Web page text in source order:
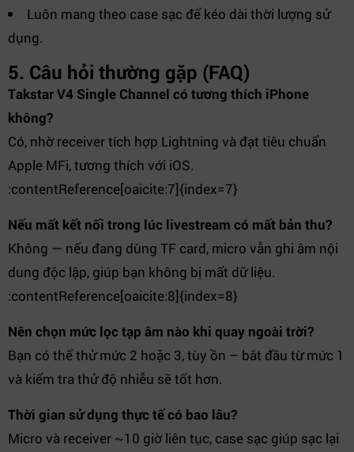
Luôn mang theo case sạc để kéo dài thời lượng sử
dụng.
5. Câu hỏi thường gặp (FAQ)
Takstar V4 Single Channel có tương thích iPhone
không?
Có, nhờ receiver tích hợp Lightning và đạt tiêu chuẩn
Apple MFi, tương thích với iOS.
:contentReference[oaicite:7]{index=7}
Nếu mất kết nối trong lúc livestream có mất bản thu?
Không — nếu đang dùng TF card, micro vẫn ghi âm nội
dung độc lập, giúp bạn không bị mất dữ liệu.
:contentReference[oaicite:8]{index=8}
Nên chọn mức lọc tạp âm nào khi quay ngoài trời?
Bạn có thể thử mức 2 hoặc 3, tùy ồn – bắt đầu từ mức 1
và kiểm tra thử độ nhiễu sẽ tốt hơn.
Thời gian sử dụng thực tế có bao lâu?
Micro và receiver ~10 giờ liên tục, case sạc giúp sạc lại